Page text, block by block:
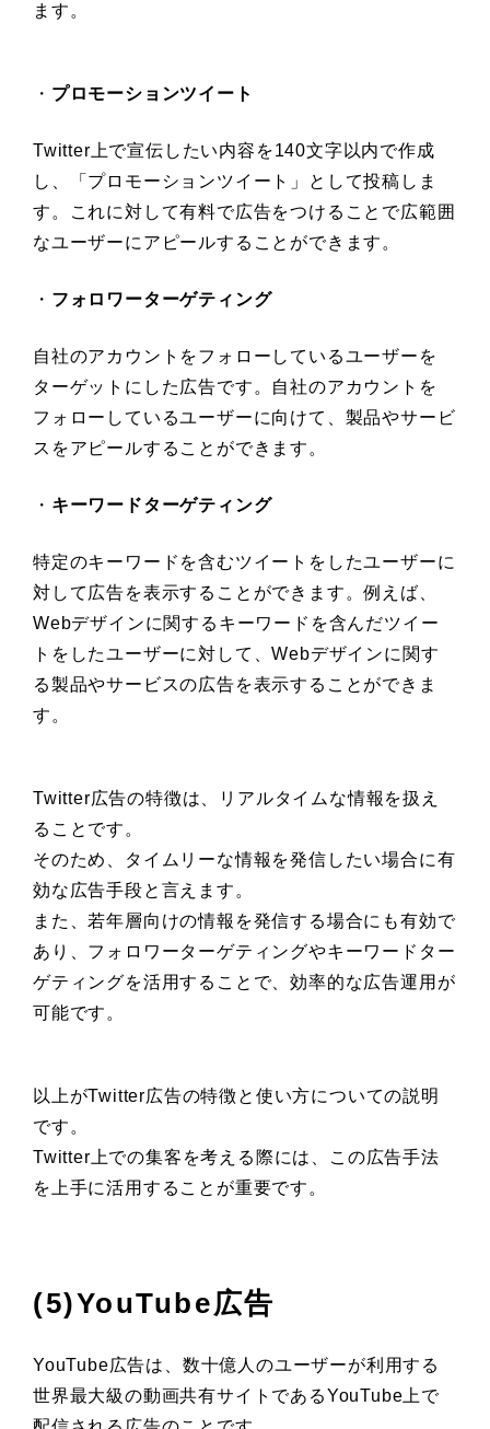
ます。
・ プロモーションツイート
Twitter上で宣伝したい内容を140文字以内で作成
し、「プロモーションツイート」として投稿しま
す。これに対して有料で広告をつけることで広範囲
なユーザーにアピールすることができます。
・ フォロワーターゲティング
自社のアカウントをフォローしているユーザーを
ターゲットにした広告です。自社のアカウントを
フォローしているユーザーに向けて、製品やサービ
スをアピールすることができます。
・ キーワードターゲティング
特定のキーワードを含むツイートをしたユーザーに
対して広告を表示することができます。例えば、
Webデザインに関するキーワードを含んだツイー
トをしたユーザーに対して、Webデザインに関す
る製品やサービスの広告を表示することができま
す。
Twitter広告の特徴は、リアルタイムな情報を扱え
ることです。
そのため、タイムリーな情報を発信したい場合に有
効な広告手段と言えます。
また、若年層向けの情報を発信する場合にも有効で
あり、フォロワーターゲティングやキーワードター
ゲティングを活用することで、効率的な広告運用が
可能です。
以上がTwitter広告の特徴と使い方についての説明
です。
Twitter上での集客を考える際には、この広告手法
を上手に活用することが重要です。
(5)YouTube広告
YouTube広告は、数十億人のユーザーが利用する
世界最大級の動画共有サイトであるYouTube上で